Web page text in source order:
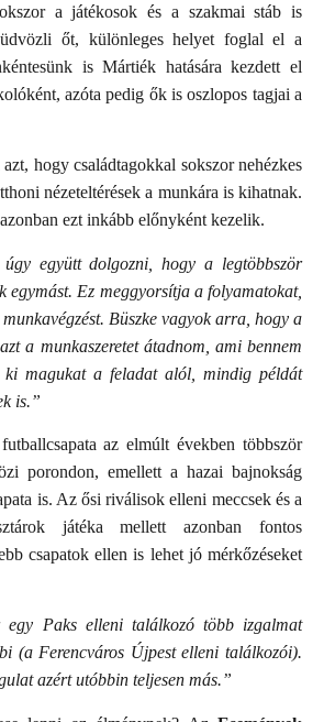
a játékosok és a szakmai stáb is
őt, különleges helyet foglal el a
is Mártiék hatására kezdett el
azóta pedig ők is oszlopos tagjai a
hogy családtagokkal sokszor nehézkes
nézeteltérések a munkára is kihatnak.
ezt inkább előnyként kezelik.
úgy együtt dolgozni, hogy a legtöbbször
egymást. Ez meggyorsítja a folyamatokat,
Büszke vagyok arra, hogy a
a munkaszeretet átadnom, ami bennem
ki magukat a feladat alól, mindig példát
is.”
az elmúlt években többször
porondon, emellett a hazai bajnokság
is. Az ősi riválisok elleni meccsek és a
játéka mellett azonban fontos
csapatok ellen is lehet jó mérkőzéseket
egy Paks elleni találkozó több izgalmat
(a Ferencváros Újpest elleni találkozói).
azért utóbbin teljesen más.”